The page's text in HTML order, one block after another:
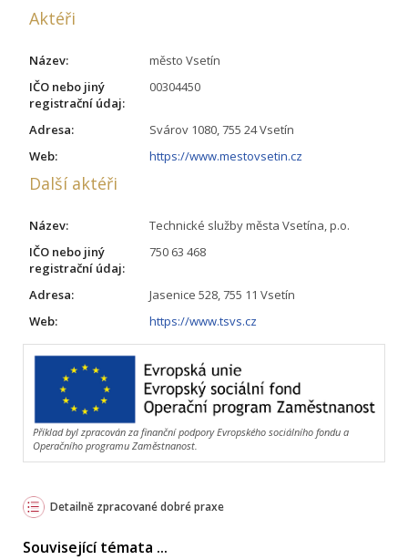
Aktéři
Název:
město Vsetín
IČO nebo jiný
registrační údaj:
00304450
Adresa:
Svárov 1080, 755 24 Vsetín
Web:
https://www.mestovsetin.cz
Další aktéři
Název:
Technické služby města Vsetína, p.o.
IČO nebo jiný
registrační údaj:
750 63 468
Adresa:
Jasenice 528, 755 11 Vsetín
Web:
https://www.tsvs.cz
Příklad byl zpracován za finanční podpory Evropského sociálního fondu a
Operačního programu Zaměstnanost.
Detailně zpracované dobré praxe
Související témata ...